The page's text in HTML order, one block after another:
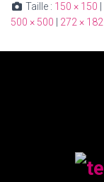
Taille : 150 × 150
500 × 500
272 × 182